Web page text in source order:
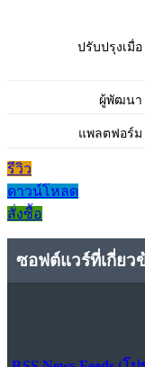
ปรับปรุงเมื่อ
ผู้พัฒนา
แพลตฟอร์ม
รีวิว
ดาวน์โหลด
สั่งซื้อ
ซอฟต์แวร์ที่เกี่ยว